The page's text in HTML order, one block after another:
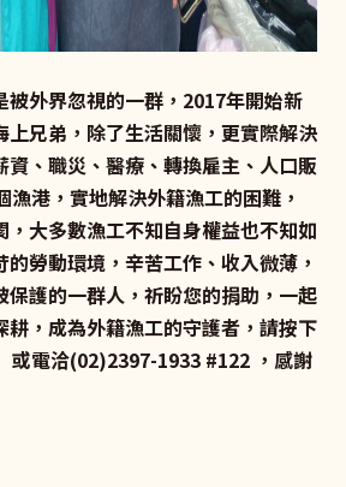
被外界忽視的一群，2017年開始新
上兄弟，除了生活關懷，更實際解決
資、職災、醫療、轉換雇主、人口販
漁港，實地解決外籍漁工的困難，
，大多數漁工不知自身權益也不知如
勞動環境，辛苦工作、收入微薄，
保護的一群人，祈盼您的捐助，一起
耕，成為外籍漁工的守護者，請按下
或電洽(02)2397-1933 #122 ，感謝